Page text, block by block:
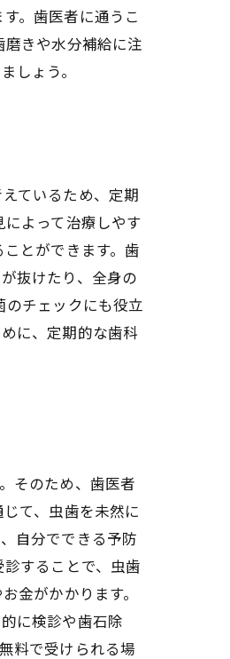
。歯医者に通うこ
きや水分補給に注
しょう。
ているため、定期
よって治療しやす
とができます。歯
抜けたり、全身の
チェックにも役立
に、定期的な歯科
そのため、歯医者
て、虫歯を未然に
自分でできる予防
することで、虫歯
金がかかります。
に検診や歯石除
料で受けられる場